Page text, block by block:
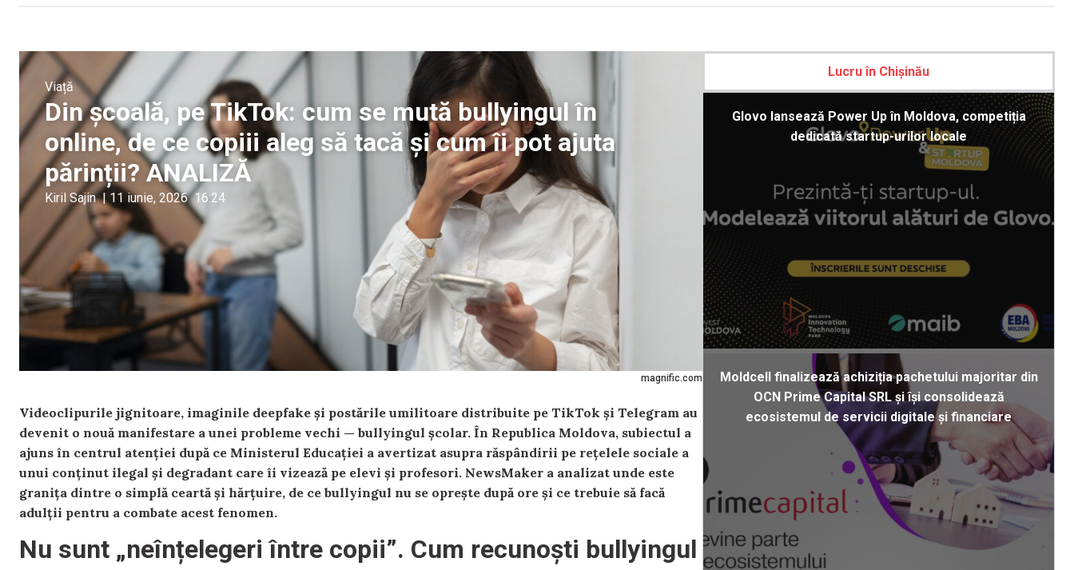
magnific.com
Viață
Din școală, pe TikTok: cum se mută bullyingul în
online, de ce copiii aleg să tacă și cum îi pot ajuta
părinții? ANALIZĂ
Kiril Sajin | 11 iunie, 2026 16:24
Videoclipurile jignitoare, imaginile deepfake și postările umilitoare distribuite pe TikTok și Telegram au
devenit o nouă manifestare a unei probleme vechi — bullyingul școlar. În Republica Moldova, subiectul a
ajuns în centrul atenției după ce Ministerul Educației a avertizat asupra răspândirii pe rețelele sociale a
unui conținut ilegal și degradant care îi vizează pe elevi și profesori. NewsMaker a analizat unde este
granița dintre o simplă ceartă și hărțuire, de ce bullyingul nu se oprește după ore și ce trebuie să facă
adulții pentru a combate acest fenomen.
Nu sunt „neînțelegeri între copii”. Cum recunoști bullyingul
Lucru în Chișinău
Glovo lansează Power Up în Moldova, competiția
dedicată startup-urilor locale
Moldcell finalizează achiziția pachetului majoritar din
OCN Prime Capital SRL și își consolidează
ecosistemul de servicii digitale și financiare